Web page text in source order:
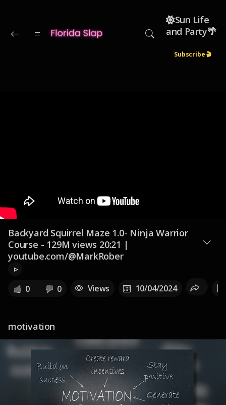
☀️Sun Life
and Party🌴
Subscribe 🎬
Backyard Squirrel Maze 1.0- Ninja Warrior
Course - 129M views 20:21 |
youtube.com/@MarkRober
▹
0 0 Views 10/04/2024
motivation